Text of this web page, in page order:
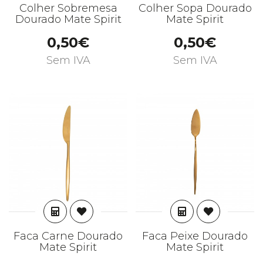
Colher Sobremesa
Dourado Mate Spirit
0,50€
Sem IVA
Colher Sopa Dourado
Mate Spirit
0,50€
Sem IVA
ADICIONAR
Faca Carne Dourado
Mate Spirit
ADICIONAR
Faca Peixe Dourado
Mate Spirit